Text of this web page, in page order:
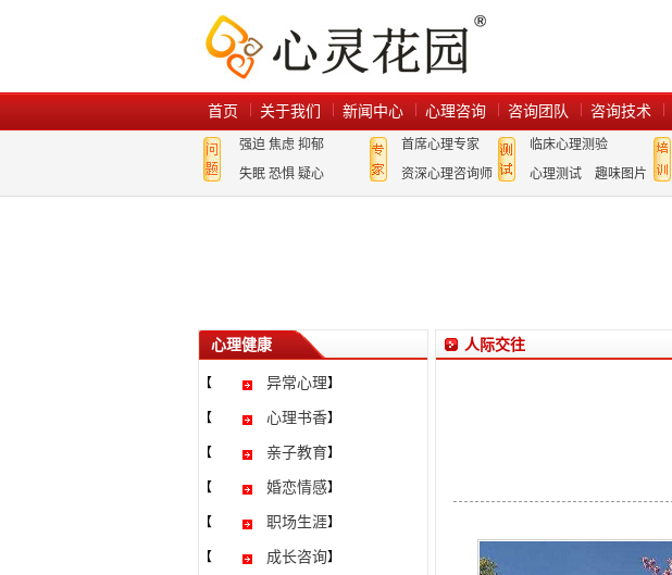
首页 关于我们 新闻中心 心理咨询 咨询团队 咨询技术
强迫 焦虑 抑郁
失眠 恐惧 疑心
首席心理专家
资深心理咨询师
临床心理测验
心理测试
趣味图片
心理健康
【 异常心理】
【 心理书香】
【 亲子教育】
【 婚恋情感】
【 职场生涯】
【 成长咨询】
人际交往